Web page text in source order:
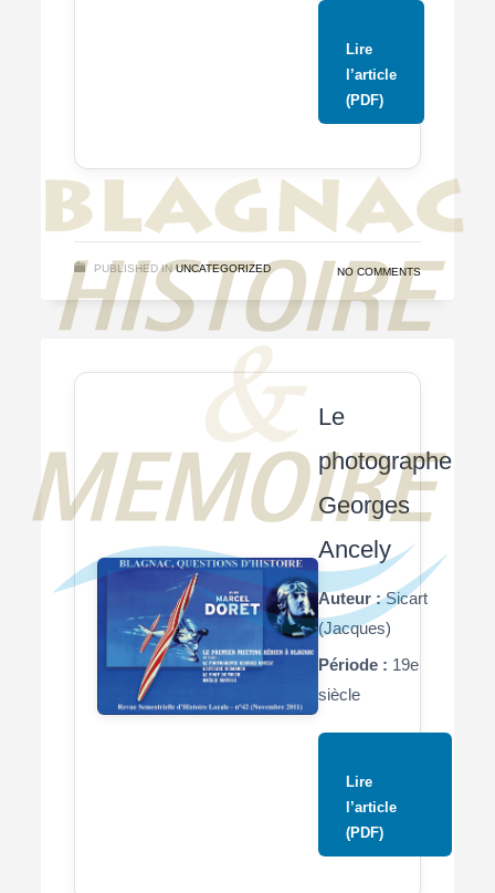
Lire
l’article
(PDF)
PUBLISHED IN UNCATEGORIZED NO COMMENTS
Le
photographe
Georges
Ancely
Auteur :Sicart
(Jacques)
Période : 19e
siècle
Lire
l’article
(PDF)